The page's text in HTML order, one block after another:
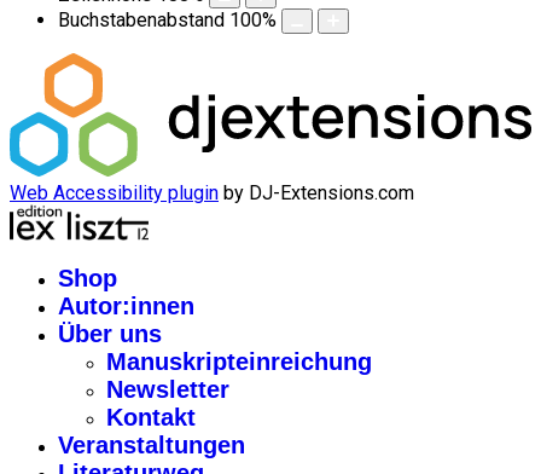
Buchstabenabstand 100%
Web Accessibility plugin by DJ-Extensions.com
Shop
Autor:innen
Über uns
Manuskripteinreichung
Newsletter
Kontakt
Veranstaltungen